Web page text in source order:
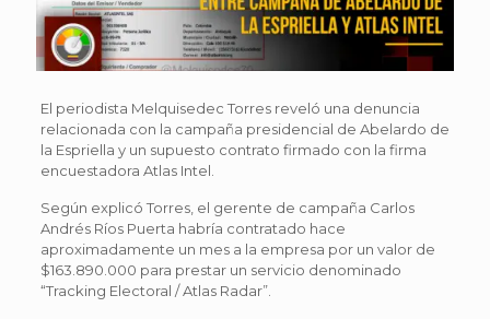
El periodista Melquisedec Torres reveló una denuncia
relacionada con la campaña presidencial de Abelardo de
la Espriella y un supuesto contrato firmado con la firma
encuestadora Atlas Intel.
Según explicó Torres, el gerente de campaña Carlos
Andrés Ríos Puerta habría contratado hace
aproximadamente un mes a la empresa por un valor de
$163.890.000 para prestar un servicio denominado
“Tracking Electoral / Atlas Radar”.